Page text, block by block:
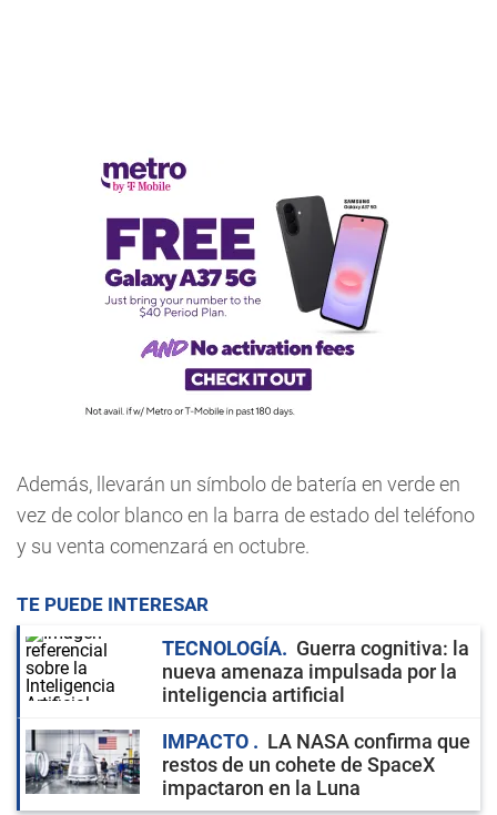
Además, llevarán un símbolo de batería en verde en
vez de color blanco en la barra de estado del teléfono
y su venta comenzará en octubre.
TE PUEDE INTERESAR
TECNOLOGÍA
Guerra cognitiva: la
nueva amenaza impulsada por la
inteligencia artificial
IMPACTO
LA NASA confirma que
restos de un cohete de SpaceX
impactaron en la Luna